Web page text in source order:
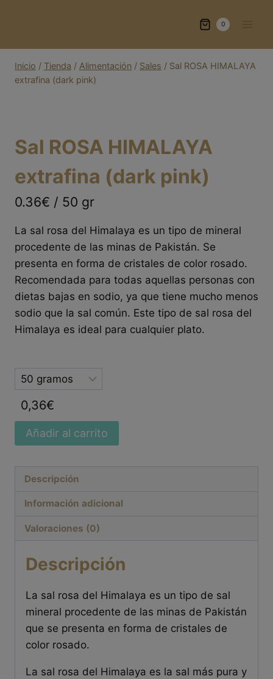
0
Inicio / Tienda / Alimentación / Sales / Sal ROSA HIMALAYA
extrafina (dark pink)
Sal ROSA HIMALAYA
extrafina (dark pink)
0.36€ / 50 gr
La sal rosa del Himalaya es un tipo de mineral
procedente de las minas de Pakistán. Se
presenta en forma de cristales de color rosado.
Recomendada para todas aquellas personas con
dietas bajas en sodio, ya que tiene mucho menos
sodio que la sal común. Este tipo de sal rosa del
Himalaya es ideal para cualquier plato.
Selected
option
0,36€
Añadir al carrito
Descripción
Información adicional
Valoraciones (0)
Descripción
La sal rosa del Himalaya es un tipo de sal
mineral procedente de las minas de Pakistán
que se presenta en forma de cristales de
color rosado.
La sal rosa del Himalaya es la sal más pura y